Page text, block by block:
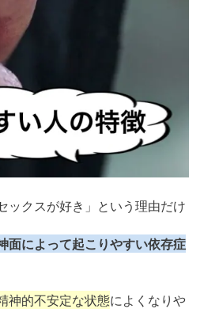
ックスが好き」という理由だけ
面によって起こりやすい依存症
神的不安定な状態によくなりや